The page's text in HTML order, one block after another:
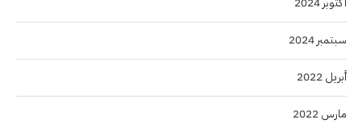
سبتمبر 2024
أبريل 2022
مارس 2022